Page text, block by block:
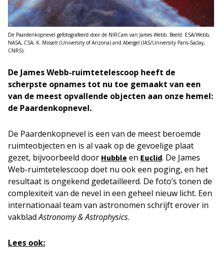
De Paardenkopnevel gefotografeerd door de NIRCam van James Webb. Beeld: ESA/Webb,
NASA, CSA, K. Misselt (University of Arizona) and Abergel (IAS/University Paris-Saclay,
CNRS).
De James Webb-ruimtetelescoop heeft de
scherpste opnames tot nu toe gemaakt van een
van de meest opvallende objecten aan onze hemel:
de Paardenkopnevel.
De Paardenkopnevel is een van de meest beroemde
ruimteobjecten en is al vaak op de gevoelige plaat
gezet, bijvoorbeeld door Hubble en Euclid. De James
Web-ruimtetelescoop doet nu ook een poging, en het
resultaat is ongekend gedetailleerd. De foto’s tonen de
complexiteit van de nevel in een geheel nieuw licht. Een
internationaal team van astronomen schrijft erover in
vakbladAstronomy & Astrophysics.
Lees ook: